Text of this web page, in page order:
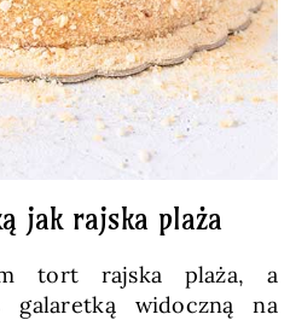
Polski
jak rajska plaża
tort rajska plaża, a
widoczną na